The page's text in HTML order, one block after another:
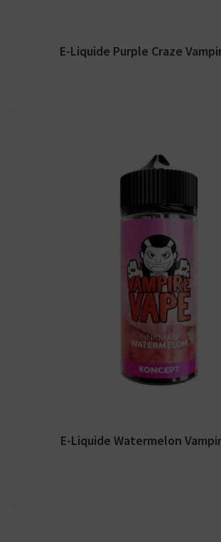
E-Liquide Purple Craze
Arômes : baies rouges, pastèque,
liquide Vampire Vape. Disponible
E-Liquide Watermelon